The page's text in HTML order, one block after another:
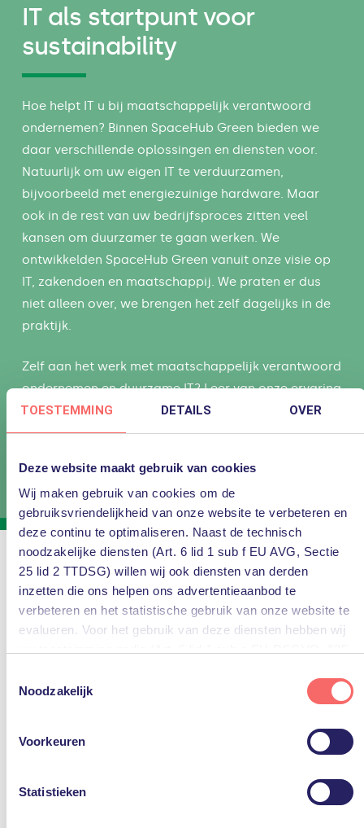
TOESTEMMING DETAILS OVER
Deze website maakt gebruik van cookies
Wij maken gebruik van cookies om de
gebruiksvriendelijkheid van onze website te verbeteren en
deze continu te optimaliseren. Naast de technisch
noodzakelijke diensten (Art. 6 lid 1 sub f EU AVG, Sectie
25 lid 2 TTDSG) willen wij ook diensten van derden
inzetten die ons helpen ons advertentieaanbod te
verbeteren en het statistische gebruik van onze website te
evalueren. Voor het gebruik van deze diensten hebben wij
U kunt deze toestemming eenvoudig geven door op “Alles
accepteren” te klikken. Indien u hiermee niet akkoord gaat,
kunt u het gebruik van niet-essentiële diensten
kunt u ook de voorkeuren voor individuele diensten
Noodzakelijk
Voorkeuren
Statistieken
IT als startpunt voor
sustainability
Hoe helpt IT u bij maatschappelijk verantwoord
ondernemen? Binnen SpaceHub Green bieden we
daar verschillende oplossingen en diensten voor.
Natuurlijk om uw eigen IT te verduurzamen,
bijvoorbeeld met energiezuinige hardware. Maar
ook in de rest van uw bedrijfsproces zitten veel
kansen om duurzamer te gaan werken. We
ontwikkelden SpaceHub Green vanuit onze visie op
IT, zakendoen en maatschappij. We praten er dus
niet alleen over, we brengen het zelf dagelijks in de
praktijk.
Zelf aan het werk met maatschappelijk verantwoord
ondernemen en duurzame IT? Leer van onze ervaring
met MVO en hoe we samen met Bechtle sterker
staan in deze groene missie.
Ons verhaal:
Waarom wij rustmakers in
IT zijn.
bedrijfsvoering, maar eigenlijk wilt u er niet te